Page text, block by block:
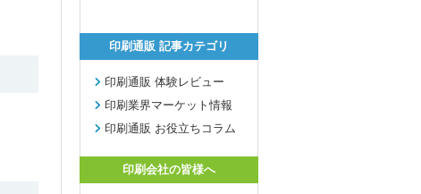
印刷通販 記事カテゴリ
印刷通販 体験レビュー
印刷業界マーケット情報
印刷通販 お役立ちコラム
印刷会社の皆様へ